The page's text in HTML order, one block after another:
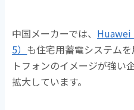
中国メーカーでは、 Huawei
5） も住宅用蓄電システム
トフォンのイメージが強い
拡大しています。